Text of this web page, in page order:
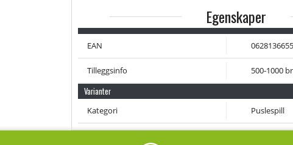
Egenskaper
EAN
Tilleggsinfo 500-1000
Varianter
Kategori Puslespill